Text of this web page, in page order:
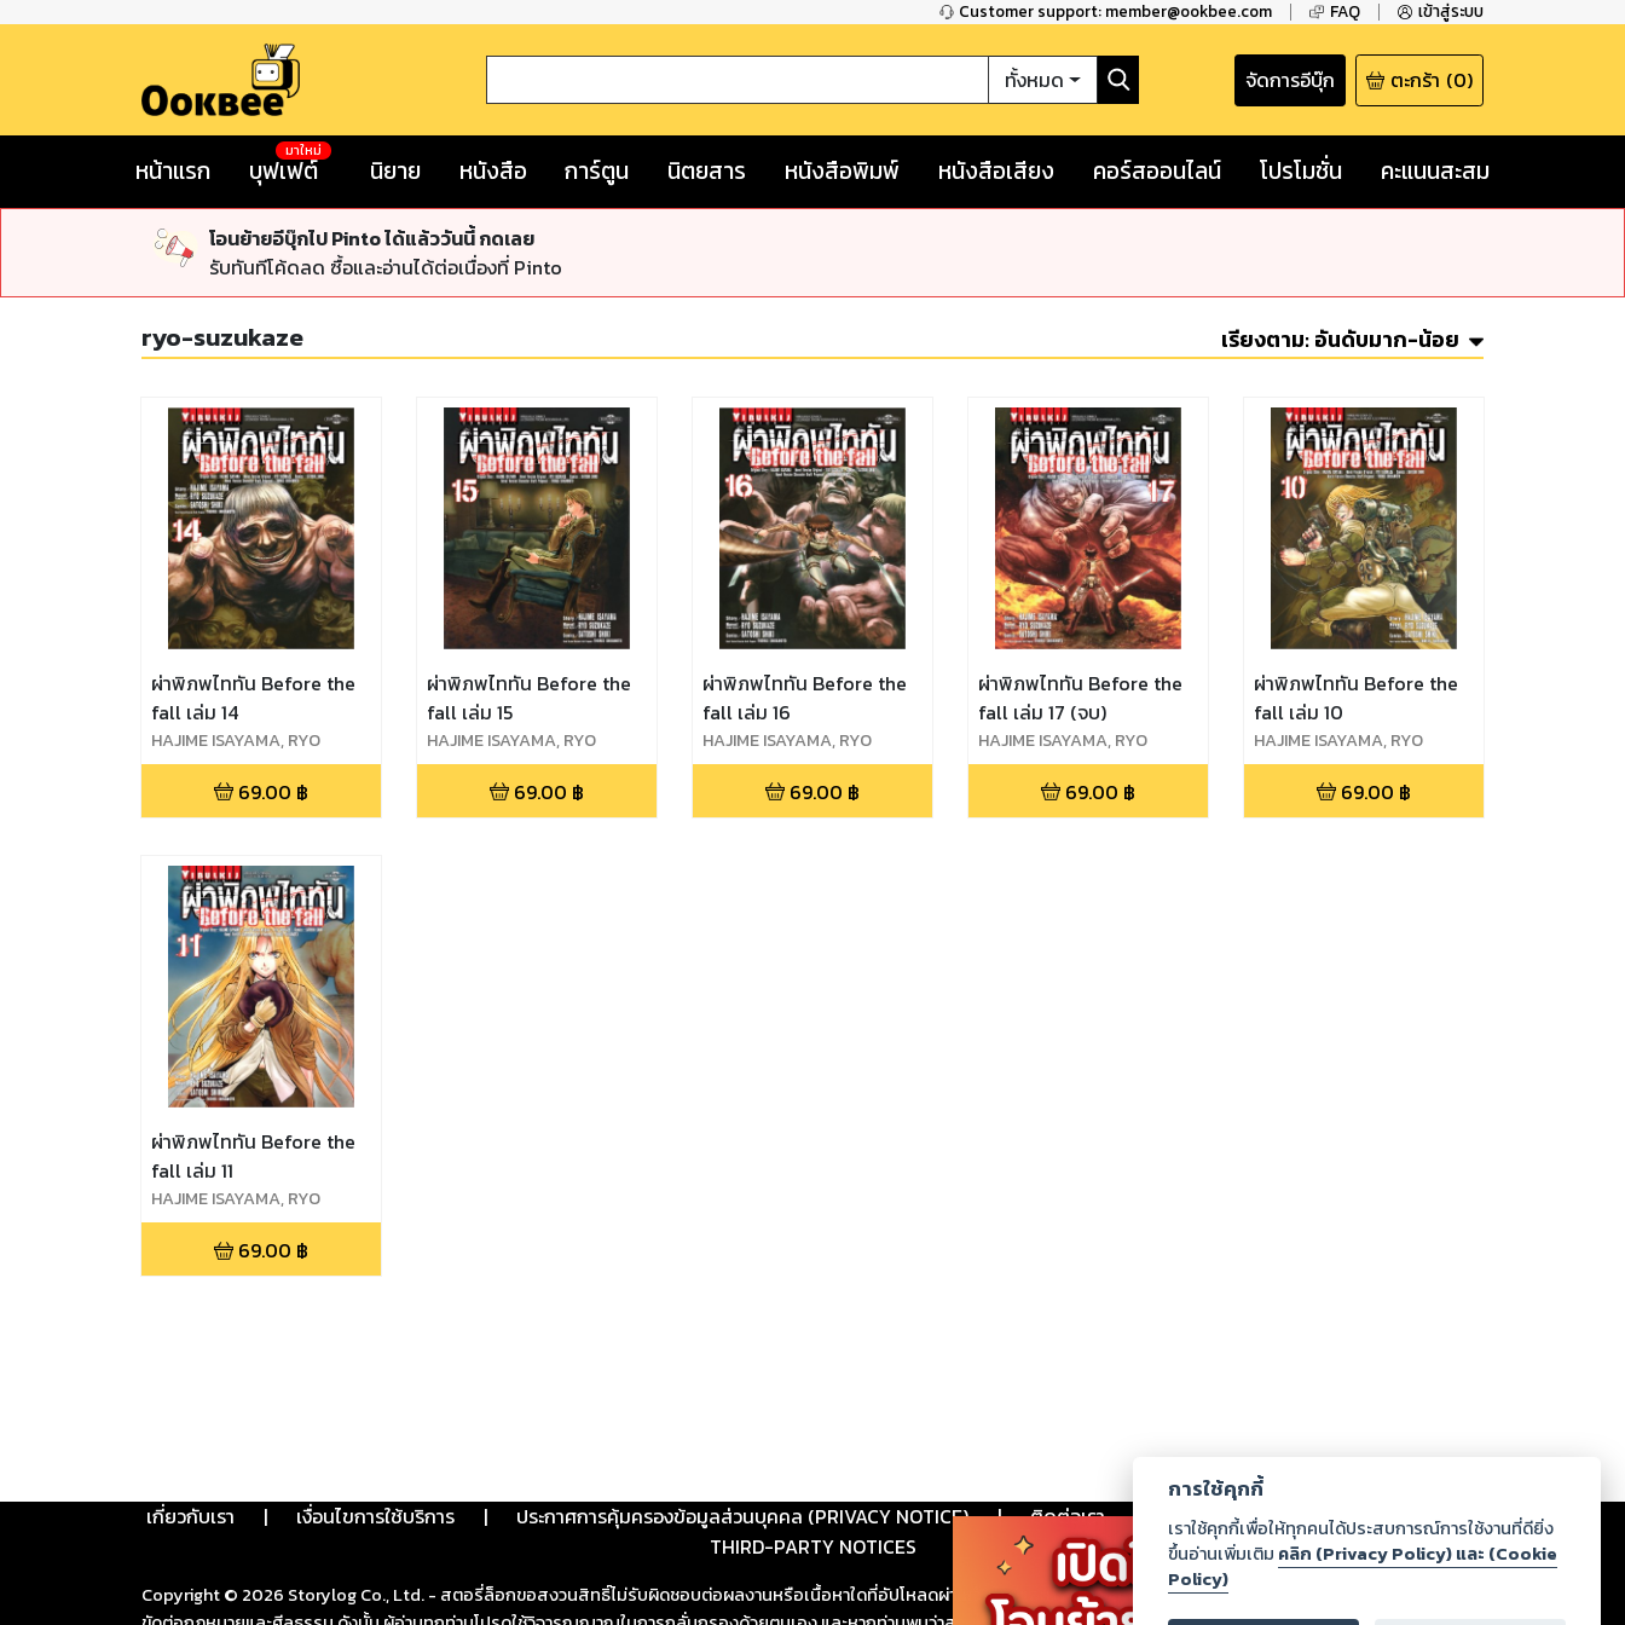
Customer support: member@ookbee.com FAQ เข้าสู่ระบบ
ทั้งหมด จัดการอีบุ๊ก ตะกร้า (0)
หน้าแรก บุฟเฟต์
มาใหม่
นิยาย หนังสือ การ์ตูน นิตยสาร หนังสือพิมพ์ หนังสือเสียง คอร์สออนไลน์ โปรโมชั่น คะแนนสะสม
โอนย้ายอีบุ๊กไป Pinto ได้แล้ววันนี้ กดเลย
รับทันทีโค้ดลด ซื้อและอ่านได้ต่อเนื่องที่ Pinto
ryo-suzukaze เรียงตาม:อันดับมาก-น้อย
ผ่าพิภพไททัน Before the
fall เล่ม 14
HAJIME ISAYAMA, RYO
SUZUKAZE, SATOSHI SHIKI
69.00 ฿
ผ่าพิภพไททัน Before the
fall เล่ม 15
HAJIME ISAYAMA, RYO
SUZUKAZE, SATOSHI SHIKI
69.00 ฿
ผ่าพิภพไททัน Before the
fall เล่ม 16
HAJIME ISAYAMA, RYO
SUZUKAZE, SATOSHI SHIKI
69.00 ฿
ผ่าพิภพไททัน Before the
fall เล่ม 17 (จบ)
HAJIME ISAYAMA, RYO
SUZUKAZE, SATOSHI SHIKI
69.00 ฿
ผ่าพิภพไททัน Before the
fall เล่ม 10
HAJIME ISAYAMA, RYO
SUZUKAZE, SATOSHI SHIKI
69.00 ฿
ผ่าพิภพไททัน Before the
fall เล่ม 11
HAJIME ISAYAMA, RYO
SUZUKAZE, SATOSHI SHIKI
69.00 ฿
เกี่ยวกับเรา | เงื่อนไขการใช้บริการ | ประกาศการคุ้มครองข้อมูลส่วนบุคคล (PRIVACY NOTICE) | ติดต่อเรา ร่วมงานกับเรา ดาวน์โหลด
THIRD-PARTY NOTICES
Copyright © 2026 Storylog Co., Ltd. - สตอรี่ล็อกขอสงวนสิทธิ์ไม่รับผิดชอบต่อผลงานหรือเนื้อหาใดที่อัปโหลดผ่านเว็บไซต์และปรากฏว่าละเมิดสิทธิในทรัพย์สินทางปัญญาของบุคคลอื่นหรือ
การใช้คุกกี้
เราใช้คุกกี้เพื่อให้ทุกคนได้ประสบการณ์การใช้งานที่ดียิ่ง
ขึ้นอ่านเพิ่มเติม คลิก (Privacy Policy) และ (Cookie
Policy)